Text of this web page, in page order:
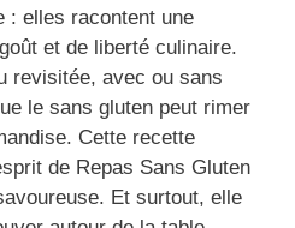
: elles racontent une
et de liberté culinaire.
revisitée, avec ou sans
le sans gluten peut rimer
Cette recette
de Repas Sans Gluten
Et surtout, elle